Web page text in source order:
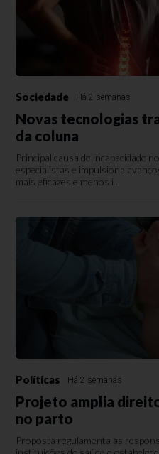
Sociedade Há 2 semanas
Novas tecnologias
da coluna
Principal causa de incapacidade
especialistas e impulsiona
mais eficazes e menos i...
Políticas Há 2 semanas
Projeto amplia
no parto
Proposta regulamenta as